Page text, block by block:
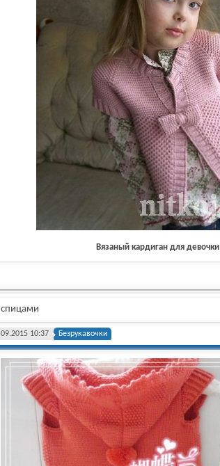
Вязаный кардиган для девочки
10:37 Безрукавочки